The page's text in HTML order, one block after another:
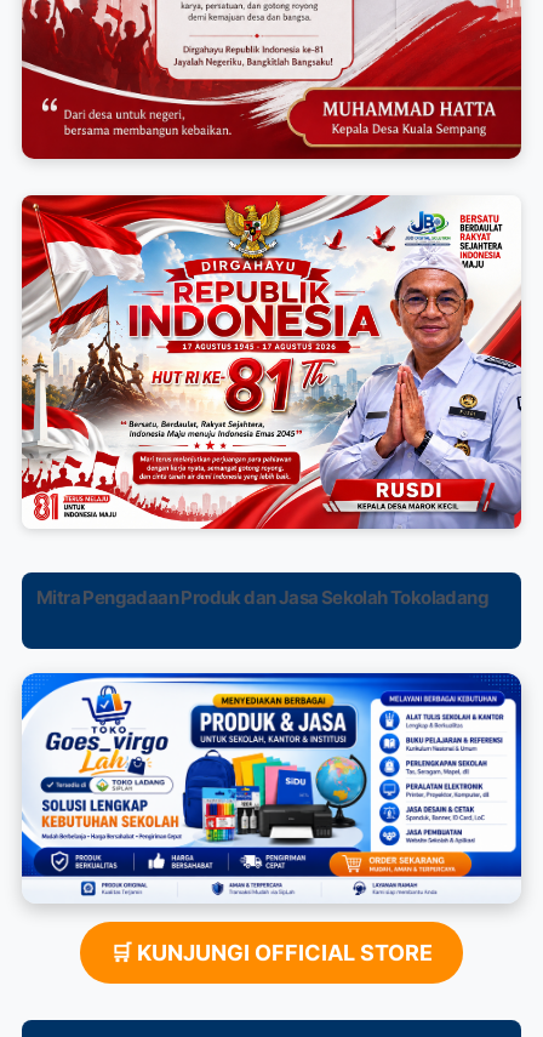
Mitra Pengadaan Produk dan Jasa Sekolah Tokoladang
🛒 KUNJUNGI OFFICIAL STORE